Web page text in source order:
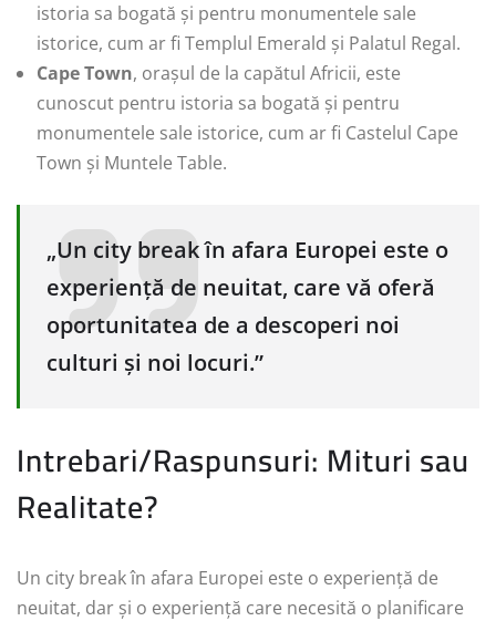
istoria sa bogată și pentru monumentele sale
istorice, cum ar fi Templul Emerald și Palatul Regal.
Cape Town, orașul de la capătul Africii, este
cunoscut pentru istoria sa bogată și pentru
monumentele sale istorice, cum ar fi Castelul Cape
Town și Muntele Table.
„Un city break în afara Europei este o
experiență de neuitat, care vă oferă
oportunitatea de a descoperi noi
culturi și noi locuri.”
Intrebari/Raspunsuri: Mituri sau
Realitate?
Un city break în afara Europei este o experiență de
neuitat, dar și o experiență care necesită o planificare